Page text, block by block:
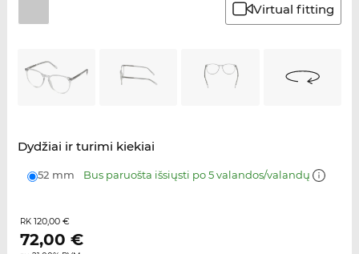
Virtual fitting
Dydžiai ir turimi kiekiai
52 mm Bus paruošta išsiųsti po 5 valandos/valandų
RK 120,00 €
72,00 €